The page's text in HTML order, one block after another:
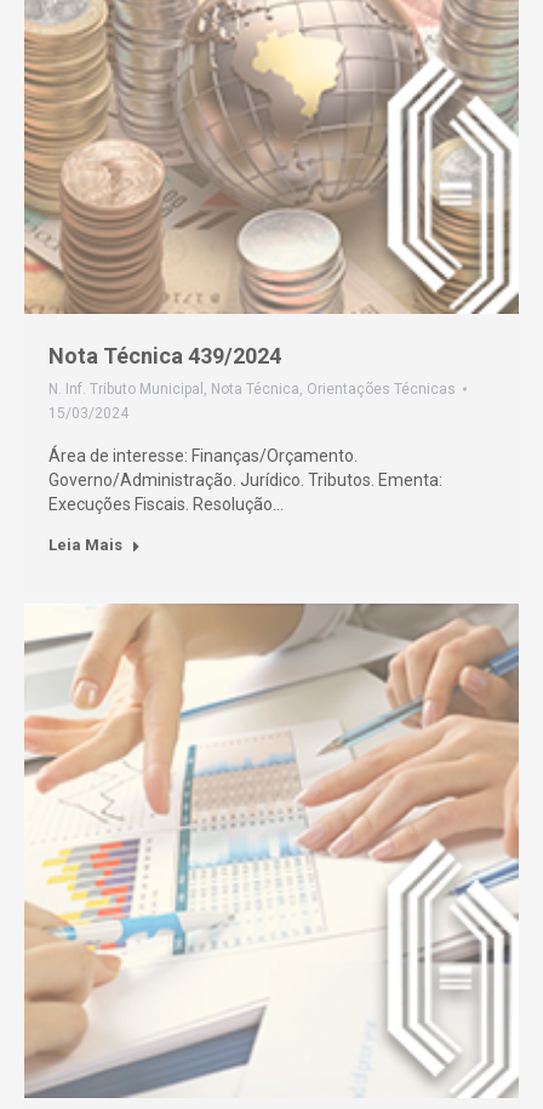
Nota Técnica 439/2024
N. Inf. Tributo Municipal , Nota Técnica, Orientações Técnicas
15/03/2024
Área de interesse: Finanças/Orçamento.
Governo/Administração. Jurídico. Tributos. Ementa:
Execuções Fiscais. Resolução…
Leia Mais